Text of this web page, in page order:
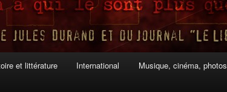
et littérature International Musique, cinéma, photos